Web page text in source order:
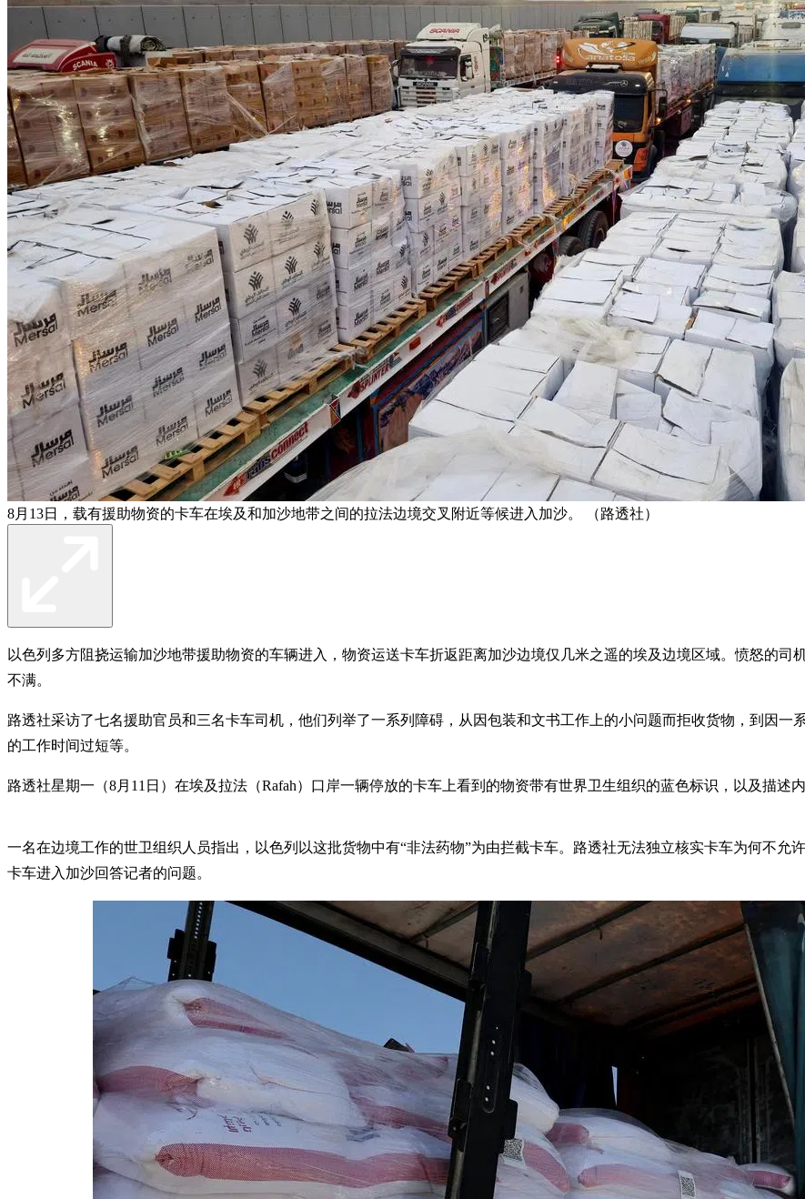
8月13日，载有援助物资的卡车在埃及和加沙地带之间的拉法边境交叉附近等候进入加沙。 （路透社）
以色列多方阻挠运输加沙地带援助物资的车辆进入，物资运送卡车折返距离加沙边境仅几米之遥的埃及边境区域。愤怒的
不满。
路透社采访了七名援助官员和三名卡车司机，他们列举了一系列障碍，从因包装和文书工作上的小问题而拒收货物，到因
的工作时间过短等。
路透社星期一（8月11日）在埃及拉法（Rafah）口岸一辆停放的卡车上看到的物资带有世界卫生组织的蓝色标识，以及描述
一名在边境工作的世卫组织人员指出，以色列以这批货物中有“非法药物”为由拦截卡车。路透社无法独立核实卡车为何不允
卡车进入加沙回答记者的问题。